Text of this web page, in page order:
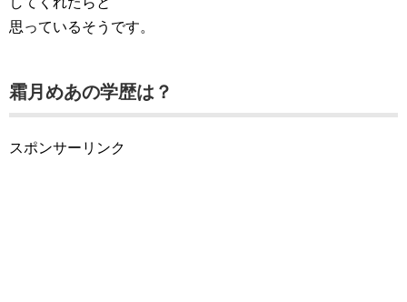
思っているそうです。
霜月めあの学歴は？
スポンサーリンク